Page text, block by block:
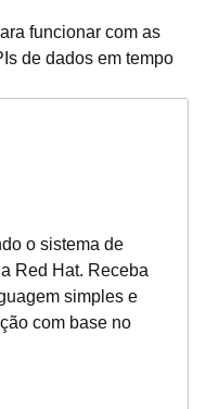
funcionar com as
de dados em tempo
o sistema de
Red Hat. Receba
simples e
com base no